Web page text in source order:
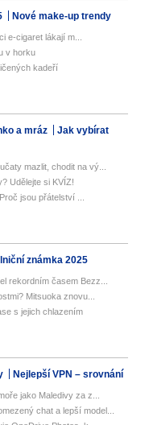
Nové make-up trendy
e-cigaret lákají m...
v horku
kadeří
a mráz
Jak vybírat
mazlit, chodit na vý...
Udělejte si KVÍZ!
jsou přátelství ...
známka 2025
rekordním časem Bezz...
Mitsuoka znovu...
s jejich chlazením
Nejlepší VPN – srovnání
jako Maledivy za z...
chat a lepší model...